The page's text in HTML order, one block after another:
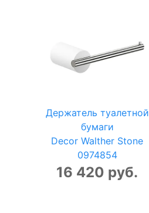
Держатель туалетной
бумаги
Decor Walther Stone
0974854
16 420 руб.